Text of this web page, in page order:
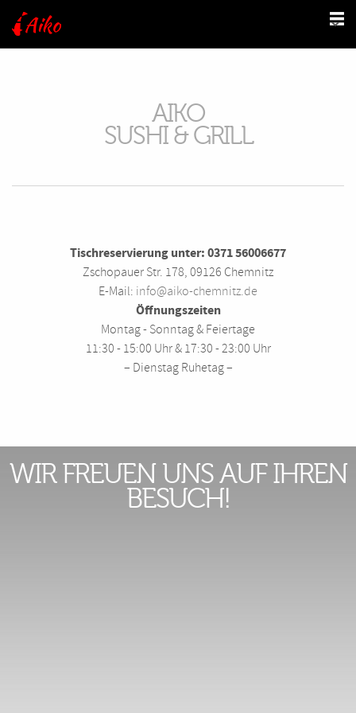
AIKO
SUSHI & GRILL
Tischreservierung unter: 0371 56006677
Zschopauer Str. 178, 09126 Chemnitz
E-Mail: info@aiko-chemnitz.de
Öffnungszeiten
Montag - Sonntag & Feiertage
11:30 - 15:00 Uhr & 17:30 - 23:00 Uhr
– Dienstag Ruhetag –
WIR FREUEN UNS AUF IHREN
BESUCH!